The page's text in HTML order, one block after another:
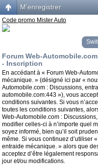
M’enregistrer
Code promo Mister Auto
Forum Web-
- Inscription
En accédant à « Forum Web-
mécanique. » (désigné ici par «
Automobile.com : Discussions,
automobile.com:443 »), vous
conditions suivantes. Si vous
toutes les conditions suivantes,
Web-Automobile.com :
modifier celles-ci à n’importe quel
soyez informé, bien qu’il soit
même. Si vous continuez d’utiliser
entraide mécanique. » alors que
acceptez d’être légalement
jour et/ou modifications.